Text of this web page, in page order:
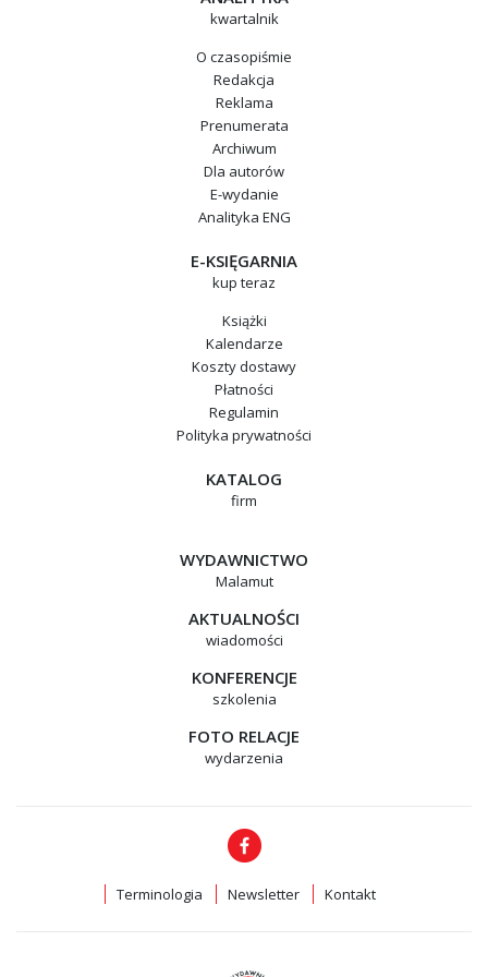
www.lgcstandards.com
Polecamy także stronę poświęconą metrologii w chemii
www.nmschembio.org.uk, zawierającą szereg
cennych informacji z tych dziedzin.
kwartalnik
O czasopiśmie
Redakcja
Reklama
Prenumerata
Archiwum
Dla autorów
E-wydanie
Analityka ENG
E-KSIĘGARNIA
kup teraz
Książki
Kalendarze
Koszty dostawy
Płatności
Regulamin
Polityka prywatności
KATALOG
firm
WYDAWNICTWO
Malamut
AKTUALNOŚCI
wiadomości
KONFERENCJE
szkolenia
FOTO RELACJE
wydarzenia
Terminologia Newsletter Kontakt